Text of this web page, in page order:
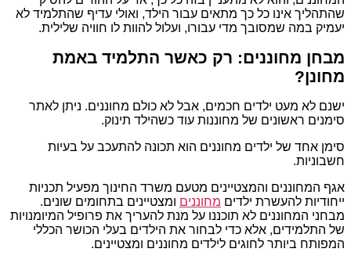
שהתהליך אינו כל כך מתאים עבור הילד, ואולי עדיף שהתלמיד לא
יעמיק במה שמסובך מדי עבורו, ועלול להוות לו חוויה שלילית.
מבחן מחוננים: רק כאשר התלמיד באמת
מחונן?
ישנם לא מעט ילדים חכמים, אבל לא כולם מחוננים. ניתן לאתר
סימנים ראשונים של מחוננות עוד כשהילד תינוק.
סימן אחד של ילדים מחוננים הוא תכונה להתעכב על בעיות
חשבוניות.
אגף המחוננים והמצטיינים מטעם משרד החינוך מפעיל תכניות
ייחודיות להעשרת ילדים מחוננים ומצטיינים בתחומים שונים.
מבחני המחוננים לא תוכננו על מנת להעריך את פרופיל המיומנויות
של התלמידים, אלא כדי לבחור את הילדים בעלי הכושר הכללי
המפותח ביותר לחוגים לילדים מחוננים ומצטיינים.